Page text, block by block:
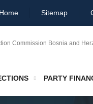
Home Sitemap
Commission Bosnia and
PARTY